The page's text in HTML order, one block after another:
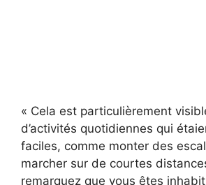
« Cela est particulièrement
d’activités quotidiennes qui
faciles, comme monter des
marcher sur de courtes
remarquez que vous êtes